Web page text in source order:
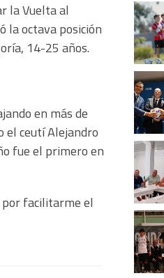
la Vuelta al
la octava posición
14-25 años.
en más de
el ceutí Alejandro
fue el primero en
por facilitarme el